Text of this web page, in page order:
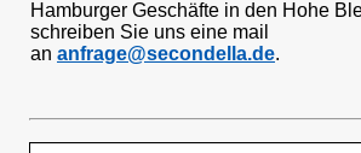
Hamburger Geschäfte in den Hohe
schreiben Sie uns eine mail
an anfrage@secondella.de.